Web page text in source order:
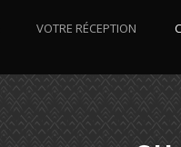
VOTRE RÉCEPTION